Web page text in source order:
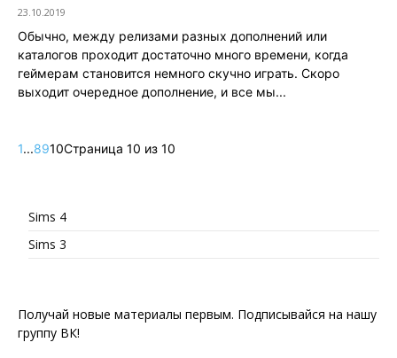
23.10.2019
Обычно, между релизами разных дополнений или
каталогов проходит достаточно много времени, когда
геймерам становится немного скучно играть. Скоро
выходит очередное дополнение, и все мы...
1...8910Страница 10 из 10
Sims 4
Sims 3
Получай новые материалы первым. Подписывайся на нашу
группу ВК!